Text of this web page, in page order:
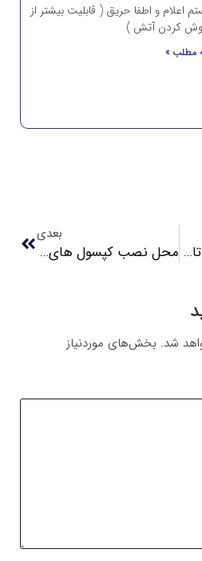
اعلام و اطفا حریق ( قابلیت بیشتر از
کردن آتش )
مطلب »
اطفای حریق چیست؟ تاریخچه، روش‌ها و تجهیزات آتش‌نشانی
بعدی
محل نصب کپسول های آتش نشانی و ارتفاع استاندارد آن از سطح زمین
شد. بخش‌های موردنیاز